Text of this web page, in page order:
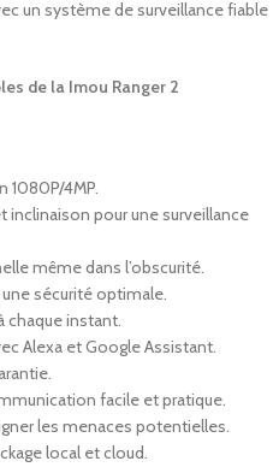
un système de surveillance fiable
de la Imou Ranger 2
1080P/4MP.
inclinaison pour une surveillance
même dans l’obscurité.
sécurité optimale.
chaque instant.
Alexa et Google Assistant.
facile et pratique.
les menaces potentielles.
local et cloud.